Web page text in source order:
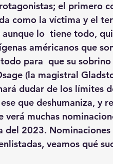
el primero
como la víctima y el
lo  tiene todo,
américanos que
para  que su
(la magistral
dudar de los límites
que deshumaniza, y
muchas
del 2023. Nominaciones
veamos qué